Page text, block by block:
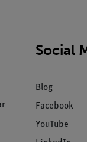
Social
Blog
Facebook
YouTube